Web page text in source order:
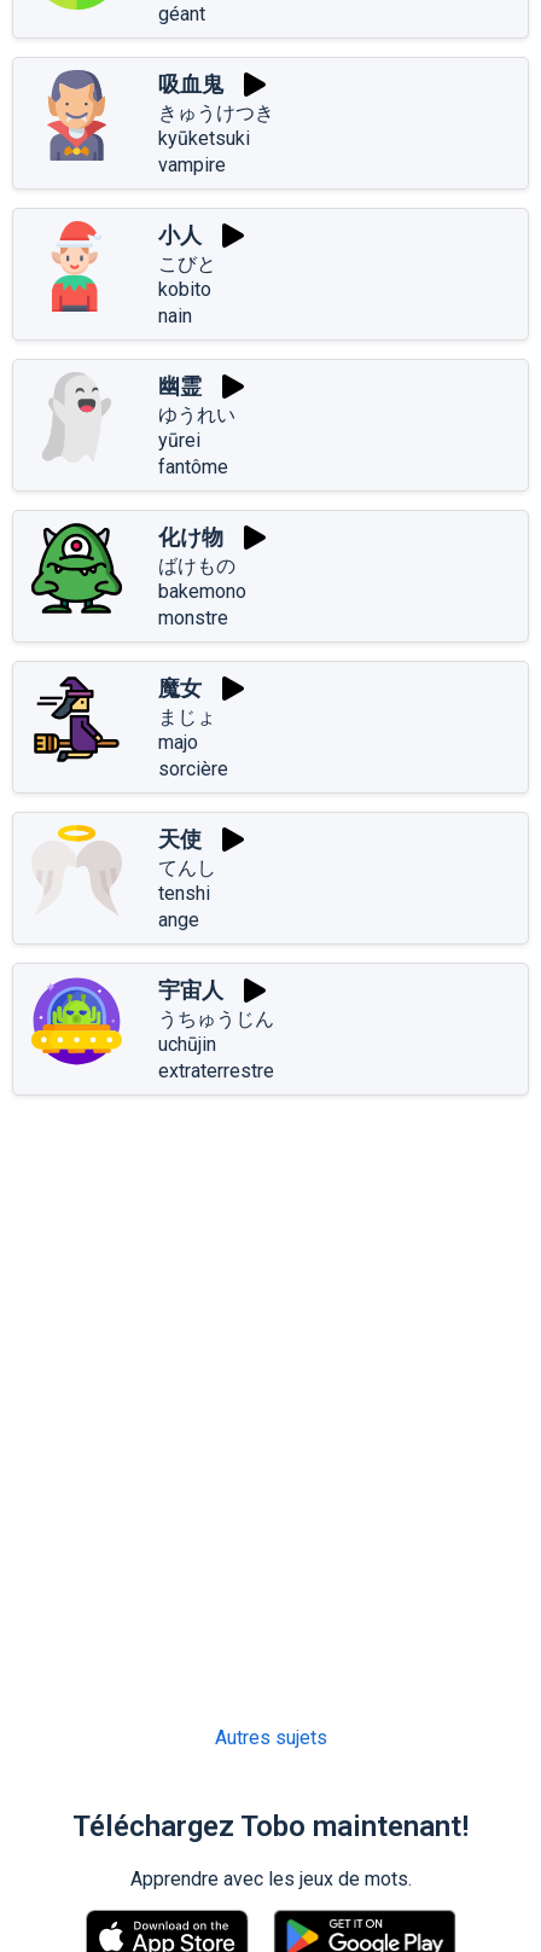
géant
吸血鬼
きゅうけつき
kyūketsuki
vampire
小人
こびと
kobito
nain
幽霊
ゆうれい
yūrei
fantôme
化け物
ばけもの
bakemono
monstre
魔女
まじょ
majo
sorcière
天使
てんし
tenshi
ange
宇宙人
うちゅうじん
uchūjin
extraterrestre
Autres sujets
Téléchargez Tobo maintenant!
Apprendre avec les jeux de mots.